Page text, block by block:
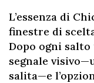
L’essenza di
finestre di
Dopo ogni
segnale
salita—e